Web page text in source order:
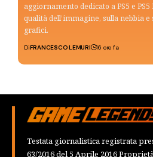
aggiornamento dedicato a PS5 e
qualità dell’immagine, sulla nebbia
grafici.
DiFRANCESCO LEMURI 16 ore fa
Testata giornalistica registrata
63/2016 del 5 Aprile 2016